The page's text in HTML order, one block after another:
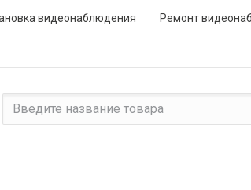
видеонаблюдения Ремонт